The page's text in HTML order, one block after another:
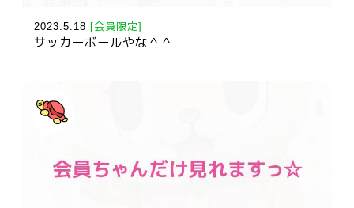
2023.5.18 [会員限定]
サッカーボールやな＾＾